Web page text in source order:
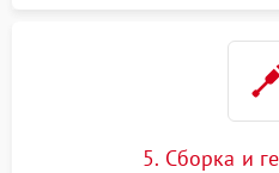
5. Сборка и